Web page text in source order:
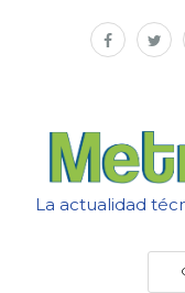
La actualidad